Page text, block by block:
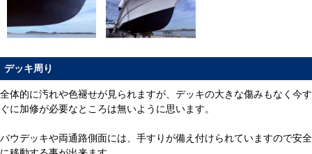
デッキ周り
全体的に汚れや色褪せが見られますが、デッキの大きな傷みもなく今す
ぐに加修が必要なところは無いように思います。
バウデッキや両通路側面には、手すりが備え付けられていますので安全